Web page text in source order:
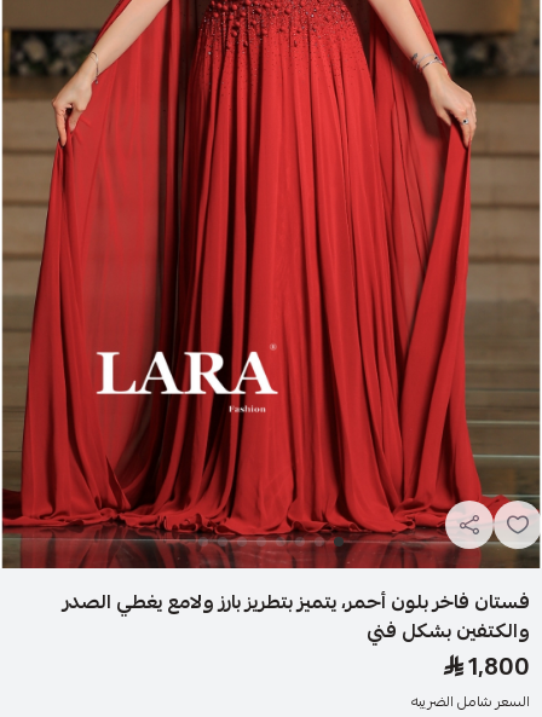
فستان فاخر بلون أحمر، يتميز بتطريز بارز ولامع يغطي الصدر
والكتفين بشكل فني
1,800
السعر شامل الضريبه